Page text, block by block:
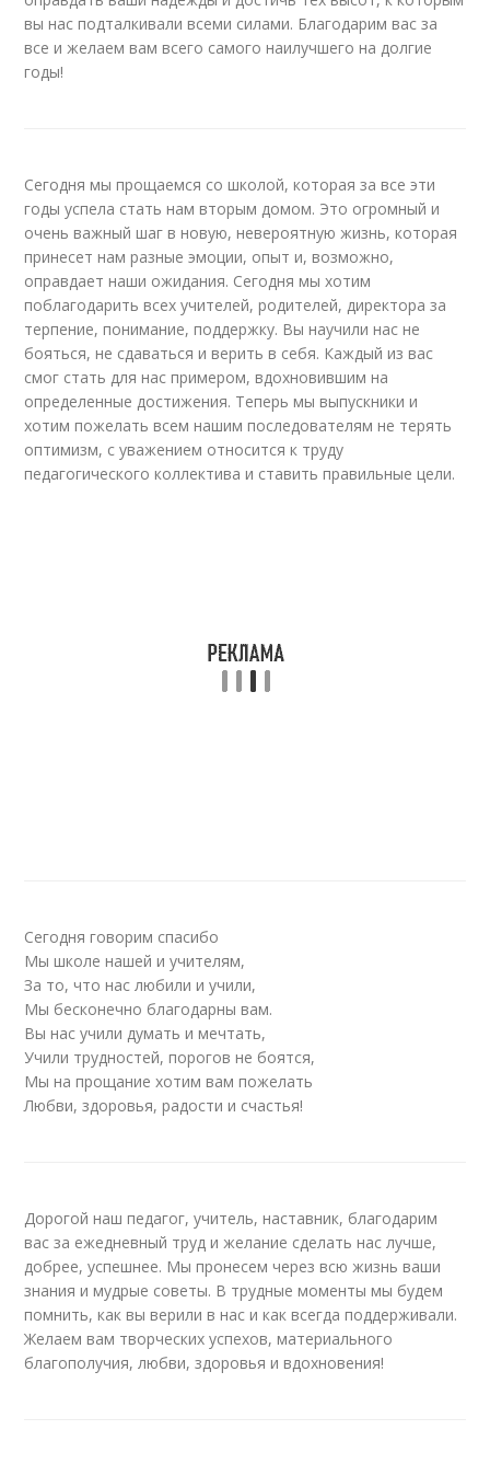
вы нас подталкивали всеми силами. Благодарим вас за
все и желаем вам всего самого наилучшего на долгие
годы!
Сегодня мы прощаемся со школой, которая за все эти
годы успела стать нам вторым домом. Это огромный и
очень важный шаг в новую, невероятную жизнь, которая
принесет нам разные эмоции, опыт и, возможно,
оправдает наши ожидания. Сегодня мы хотим
поблагодарить всех учителей, родителей, директора за
терпение, понимание, поддержку. Вы научили нас не
бояться, не сдаваться и верить в себя. Каждый из вас
смог стать для нас примером, вдохновившим на
определенные достижения. Теперь мы выпускники и
хотим пожелать всем нашим последователям не терять
оптимизм, с уважением относится к труду
педагогического коллектива и ставить правильные цели.
Сегодня говорим спасибо
Мы школе нашей и учителям,
За то, что нас любили и учили,
Мы бесконечно благодарны вам.
Вы нас учили думать и мечтать,
Учили трудностей, порогов не боятся,
Мы на прощание хотим вам пожелать
Любви, здоровья, радости и счастья!
Дорогой наш педагог, учитель, наставник, благодарим
вас за ежедневный труд и желание сделать нас лучше,
добрее, успешнее. Мы пронесем через всю жизнь ваши
знания и мудрые советы. В трудные моменты мы будем
помнить, как вы верили в нас и как всегда поддерживали.
Желаем вам творческих успехов, материального
благополучия, любви, здоровья и вдохновения!